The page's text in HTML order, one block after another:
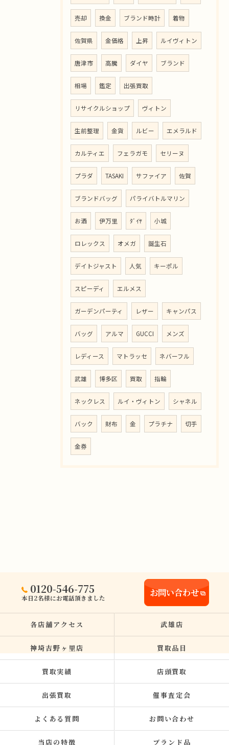
売却 換金 ブランド時計 着物
佐賀県 金価格 上昇 ルイヴィトン
唐津市 高騰 ダイヤ ブランド
相場 鑑定 出張買取
リサイクルショップ ヴィトン
生前整理 金貨 ルビー エメラルド
カルティエ フェラガモ セリーヌ
プラダ TASAKI サファイア 佐賀
ブランドバッグ パライバトルマリン
お酒 伊万里 ﾀﾞｲﾔ 小城
ロレックス オメガ 誕生石
デイトジャスト 人気 キーポル
スピーディ エルメス
ガーデンパーティ レザー キャンパス
バッグ アルマ GUCCI メンズ
レディース マトラッセ ネバーフル
武雄 博多区 買取 指輪
ネックレス ルイ・ヴィトン シャネル
バック 財布 金 プラチナ 切手
金券
0120-546-775
本日2名様にお電話頂きました お問い合わせ
各店舗アクセス 武雄店
神埼吉野ヶ里店 買取品目
買取実績 店頭買取
出張買取 催事査定会
よくある質問 お問い合わせ
当店の特徴 ブランド品